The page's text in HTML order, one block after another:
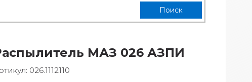
МАЗ 026 АЗПИ
026.1112110